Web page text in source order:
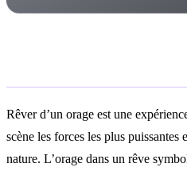
Rêver d’un orage est une
scène les forces les plus puissantes
nature. L’orage dans un rêve